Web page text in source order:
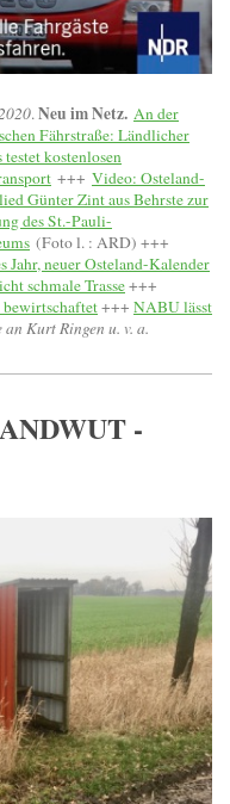
.Neu im Netz. An der
Fährstraße: Ländlicher
kostenlosen
+++ Video: Osteland-
Günter Zint aus Behrste zur
des St.-Pauli-
(Foto l. : ARD) +++
Jahr, neuer Osteland-Kalender
schmale Trasse+++
bewirtschaftet+++ NABU lässt
Kurt Ringen u. v. a.
-